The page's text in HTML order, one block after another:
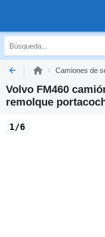
Camiones de
Volvo FM460
remolque
1/6